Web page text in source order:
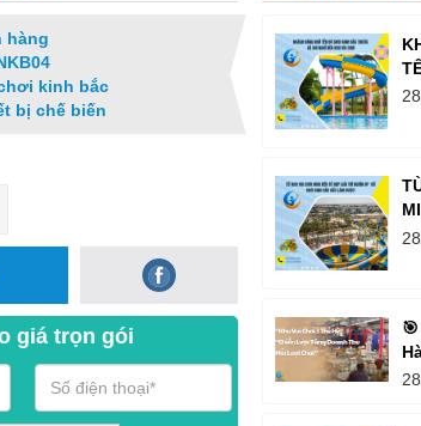
hàng
kinh bắc
bị chế biến
giá trọn gói
3